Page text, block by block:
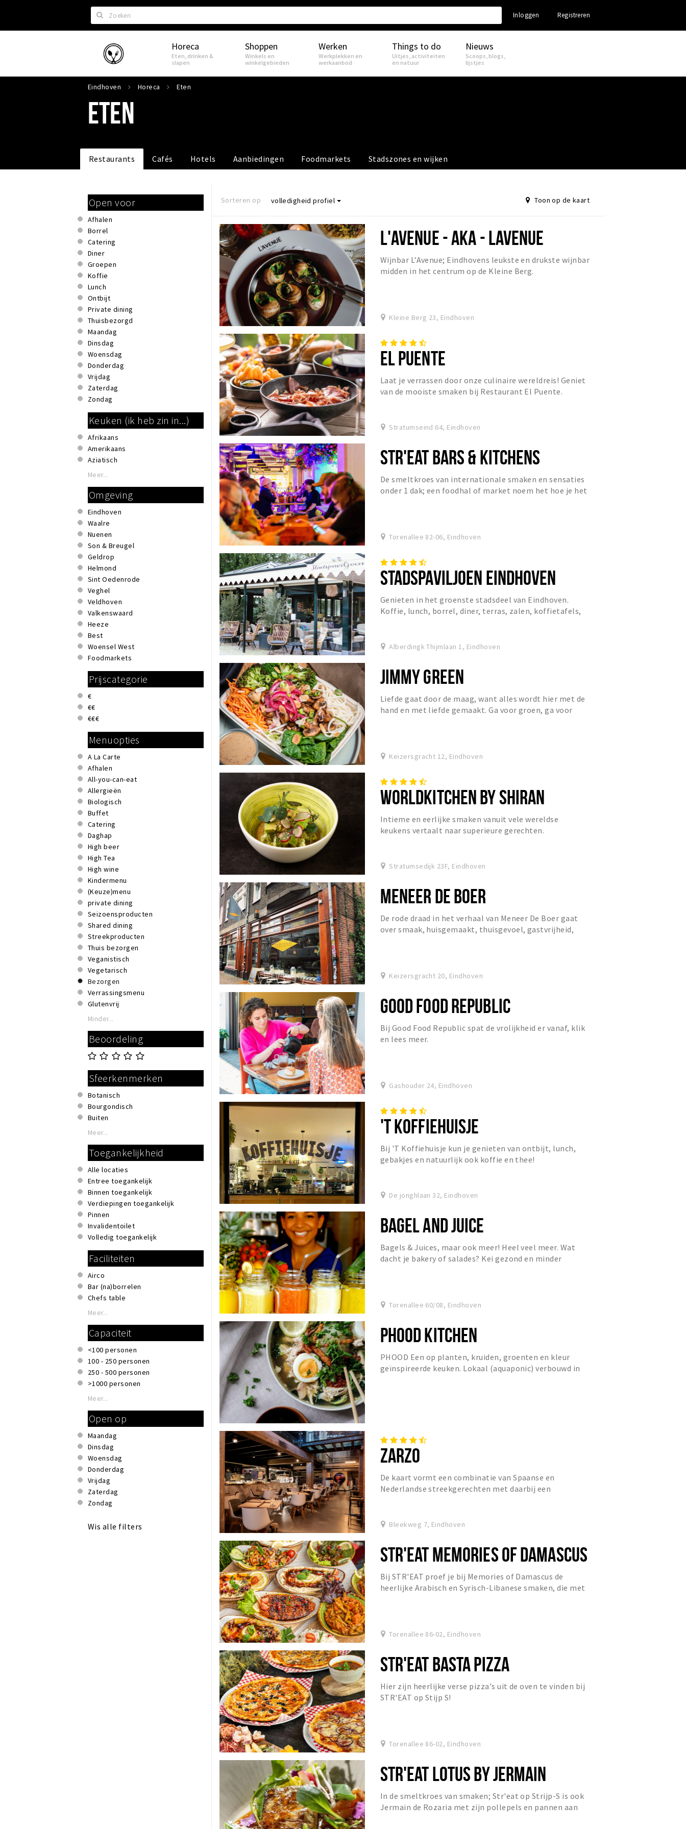
Zoeken
Inloggen Registreren
Eindhoven Horeca
Eten, drinken &
slapen
Shoppen
Winkels en
winkelgebieden
Werken
Werkplekken en
werkaanbod
Things to do
Uitjes, activiteiten
en natuur
Nieuws
Scoops, blogs,
lijstjes
Eindhoven Horeca Eten
ETEN
Restaurants Cafés Hotels Aanbiedingen Foodmarkets Stadszones en wijken
Open voor
Afhalen
Borrel
Catering
Diner
Groepen
Koffie
Lunch
Ontbijt
Private dining
Thuisbezorgd
Maandag
Dinsdag
Woensdag
Donderdag
Vrijdag
Zaterdag
Zondag
Keuken (ik heb zin in...)
Afrikaans
Amerikaans
Aziatisch
Banket en gebak
Broodjes
Chinees
Döner
Fine dining
Frans
Grieks
Grill
Hamburgers
High tea
IJs
Indiaas
Indonesisch
Internationaal
Italiaans
Japans
Kip
Koreaans
Marrokaans
Mediterraan
Mexicaans
Nederlands - Belgisch
Pizza
Smoothies & sappen
Snacks
Soepen
Tapas
Thais
Veganistisch
Vegetarisch
Vietnamees
Vis
Vlees & barbecue
Meer...
Omgeving
Eindhoven
Waalre
Nuenen
Son & Breugel
Geldrop
Helmond
Sint Oedenrode
Veghel
Veldhoven
Valkenswaard
Heeze
Best
Woensel West
Foodmarkets
Prijscategorie
€
€€
€€€
Menuopties
A La Carte
Afhalen
All-you-can-eat
Allergieën
Biologisch
Buffet
Catering
Daghap
High beer
High Tea
High wine
Kindermenu
(Keuze)menu
private dining
Seizoensproducten
Shared dining
Streekproducten
Thuis bezorgen
Veganistisch
Vegetarisch
Bezorgen
Verrassingsmenu
Glutenvrij
Minder...
Beoordeling
Sfeerkenmerken
Botanisch
Bourgondisch
Buiten
Duurzaam
Hipster
Industrieel
Kidsproof
Klassiek
Modern
Romantisch
Thema
Vintage
Zakelijk & formeel
Meer...
Toegankelijkheid
Alle locaties
Entree toegankelijk
Binnen toegankelijk
Verdiepingen toegankelijk
Pinnen
Invalidentoilet
Volledig toegankelijk
Faciliteiten
Airco
Bar (na)borrelen
Chefs table
Eigen parkeerplaats
Garderobe
Honden toegestaan
Invalidentoilet
Kindvriendelijk
Private dining
Reserveren mogelijk
Rolstoeltoegankelijk
Rookruimte
Te huur voor privé gelegenheden
Terras of binnentuin
WiFi
Meer...
Capaciteit
<100 personen
100 - 250 personen
250 - 500 personen
>1000 personen
Meer...
Open op
Maandag
Dinsdag
Woensdag
Donderdag
Vrijdag
Zaterdag
Zondag
Wis alle filters
Sorteren op volledigheid profiel Toon op de kaart
L'AVENUE - AKA - LAVENUE
Wijnbar L’Avenue; Eindhovens leukste en drukste wijnbar
midden in het centrum op de Kleine Berg.
Kleine Berg 23, Eindhoven
EL PUENTE
Laat je verrassen door onze culinaire wereldreis! Geniet
van de mooiste smaken bij Restaurant El Puente.
Stratumseind 64, Eindhoven
STR'EAT BARS & KITCHENS
De smeltkroes van internationale smaken en sensaties
onder 1 dak; een foodhal of market noem het hoe je het
Torenallee 82-06, Eindhoven
STADSPAVILJOEN EINDHOVEN
Genieten in het groenste stadsdeel van Eindhoven.
Koffie, lunch, borrel, diner, terras, zalen, koffietafels,
Alberdingk Thijmlaan 1, Eindhoven
JIMMY GREEN
Liefde gaat door de maag, want alles wordt hier met de
hand en met liefde gemaakt. Ga voor groen, ga voor
Keizersgracht 12, Eindhoven
WORLDKITCHEN BY SHIRAN
Intieme en eerlijke smaken vanuit vele wereldse
keukens vertaalt naar superieure gerechten.
Stratumsedijk 23F, Eindhoven
MENEER DE BOER
De rode draad in het verhaal van Meneer De Boer gaat
over smaak, huisgemaakt, thuisgevoel, gastvrijheid,
Keizersgracht 20, Eindhoven
GOOD FOOD REPUBLIC
Bij Good Food Republic spat de vrolijkheid er vanaf, klik
en lees meer.
Gashouder 24, Eindhoven
'T KOFFIEHUISJE
Bij 'T Koffiehuisje kun je genieten van ontbijt, lunch,
gebakjes en natuurlijk ook koffie en thee!
De jonghlaan 32, Eindhoven
BAGEL AND JUICE
Bagels & Juices, maar ook meer! Heel veel meer. Wat
dacht je bakery of salades? Kei gezond en minder
Torenallee 60/08, Eindhoven
PHOOD KITCHEN
PHOOD Een op planten, kruiden, groenten en kleur
geïnspireerde keuken. Lokaal (aquaponic) verbouwd in
ZARZO
De kaart vormt een combinatie van Spaanse en
Nederlandse streekgerechten met daarbij een
Bleekweg 7, Eindhoven
STR'EAT MEMORIES OF DAMASCUS
Bij STR'EAT proef je bij Memories of Damascus de
heerlijke Arabisch en Syrisch-Libanese smaken, die met
Torenallee 86-02, Eindhoven
STR'EAT BASTA PIZZA
Hier zijn heerlijke verse pizza's uit de oven te vinden bij
STR'EAT op Stijp S!
Torenallee 86-02, Eindhoven
STR'EAT LOTUS BY JERMAIN
In de smeltkroes van smaken; Str'eat op Strijp-S is ook
Jermain de Rozaria met zijn pollepels en pannen aan